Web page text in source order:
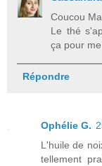
Coucou
Le thé
ça pour
Répondre
Ophélie G.
L'huile de
tellement